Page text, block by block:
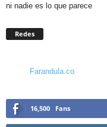
ni nadie es lo que parece
Redes
Farandula.co
16,500 Fans